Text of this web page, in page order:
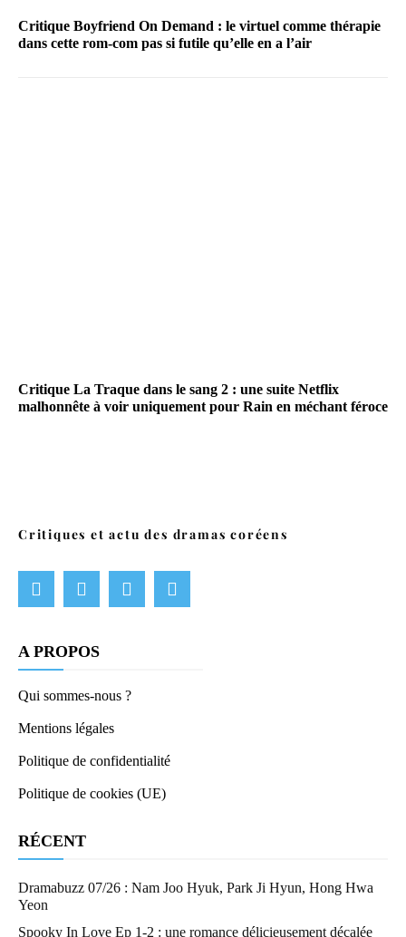
Critique Boyfriend On Demand : le virtuel comme thérapie
dans cette rom-com pas si futile qu’elle en a l’air
Critique La Traque dans le sang 2 : une suite Netflix
malhonnête à voir uniquement pour Rain en méchant féroce
Critiques et actu des dramas coréens
A PROPOS
Qui sommes-nous ?
Mentions légales
Politique de confidentialité
Politique de cookies (UE)
RÉCENT
Dramabuzz 07/26 : Nam Joo Hyuk, Park Ji Hyun, Hong Hwa
Yeon
Spooky In Love Ep 1-2 : une romance délicieusement décalée